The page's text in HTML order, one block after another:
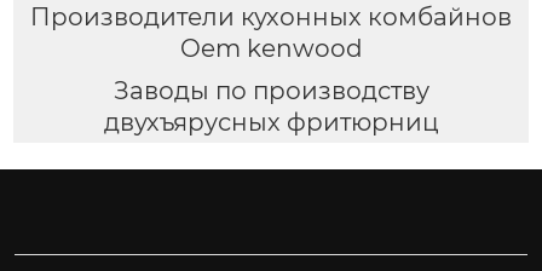
Производители кухонных комбайнов
Oem kenwood
Заводы по производству
двухъярусных фритюрниц